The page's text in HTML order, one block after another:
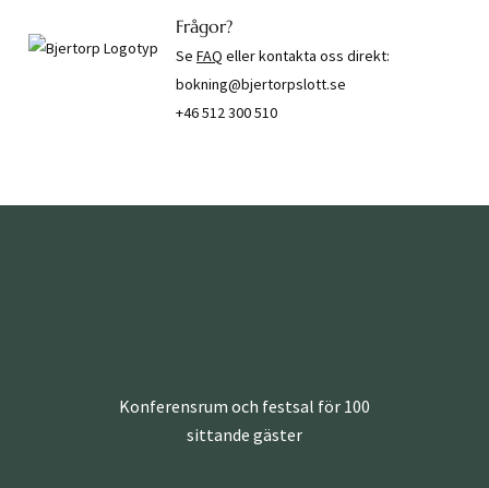
Frågor?
Se FAQ eller kontakta oss direkt:
bokning@bjertorpslott.se
+46 512 300 510
Konferensrum och festsal för 100
sittande gäster